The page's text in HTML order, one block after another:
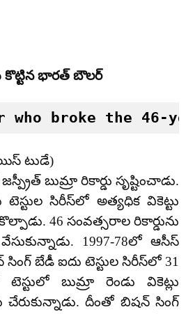
కొట్టిన భారత్ బౌలర్
who broke the 46-
టుడే)
బుమ్రా రికార్డు సృష్టించాడు.
సిరీస్‌లో అత్యధిక వికెట్టు
46 సంవత్సరాల రికార్డును
1997-78లో ఆసీస్
సింగ్ బేడీ ఐదు టెస్టుల సిరీస్‌లో 31
బుమ్రా రెండు వికెట్లు
చేరుకున్నాడు. దీంతో బిషన్ సింగ్